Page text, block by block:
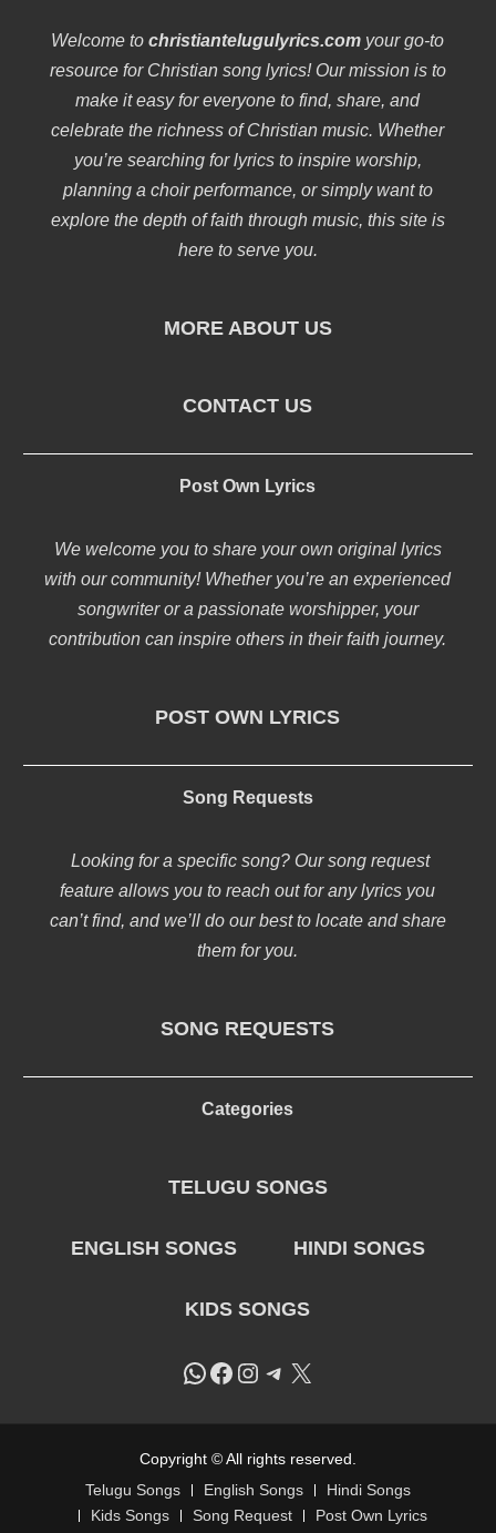
Welcome tochristiantelugulyrics.com your go-to
resource for Christian song lyrics! Our mission is to
make it easy for everyone to find, share, and
celebrate the richness of Christian music. Whether
you’re searching for lyrics to inspire worship,
planning a choir performance, or simply want to
explore the depth of faith through music, this site is
here to serve you.
MORE ABOUT US
CONTACT US
Post Own Lyrics
We welcome you to share your own original lyrics
with our community! Whether you’re an experienced
songwriter or a passionate worshipper, your
contribution can inspire others in their faith journey.
POST OWN LYRICS
Song Requests
Looking for a specific song? Our song request
feature allows you to reach out for any lyrics you
can’t find, and we’ll do our best to locate and share
them for you.
SONG REQUESTS
Categories
TELUGU SONGS
ENGLISH SONGS HINDI SONGS
KIDS SONGS
WhatsApp
Facebook
Instagram
Telegram
X
Copyright © All rights reserved.
Telugu Songs
English Songs
Hindi Songs
Kids Songs
Song Request
Post Own Lyrics